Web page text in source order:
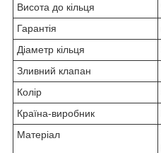
Висота до кільця
Гарантія
Діаметр кільця
Зливний клапан
Колір
Країна-виробник
Матеріал